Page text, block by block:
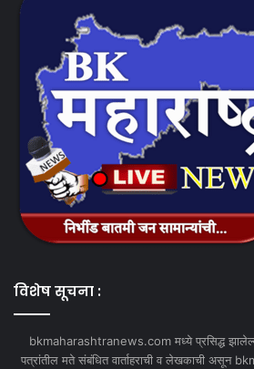
विशेष सूचना :
bkmaharashtranews.com मध्ये प्रसिद्ध
पत्रांतील मते संबंधित वार्ताहराची व लेखकाची